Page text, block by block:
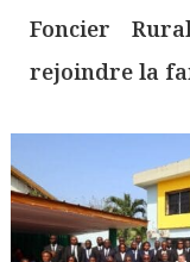
Foncier
rejoindre la